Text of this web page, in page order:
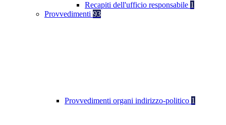
Recapiti dell'ufficio responsabile 1
Provvedimenti 93
Provvedimenti organi indirizzo-politico 1